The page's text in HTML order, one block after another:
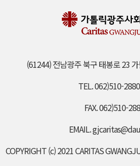
(61244) 전남광주 북구 태봉로 23
TEL. 062)510-
FAX. 062)510-
EMAIL.
COPYRIGHT (c) 2021 CARITAS